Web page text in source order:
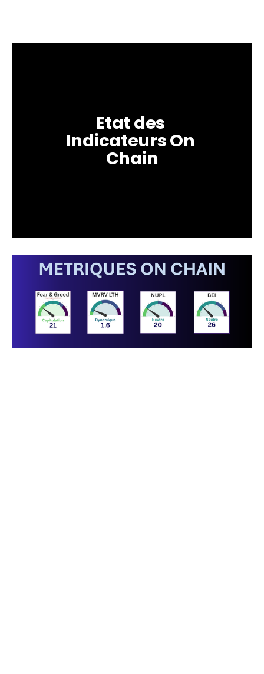
Etat des
Indicateurs On
Chain